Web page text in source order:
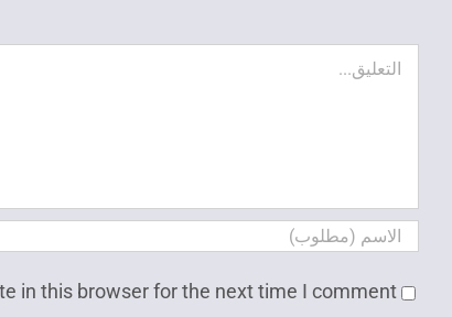
تعليق
in this browser for the next time I comment.